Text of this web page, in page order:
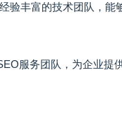
验丰富的技术团队，能
服务团队，为企业提